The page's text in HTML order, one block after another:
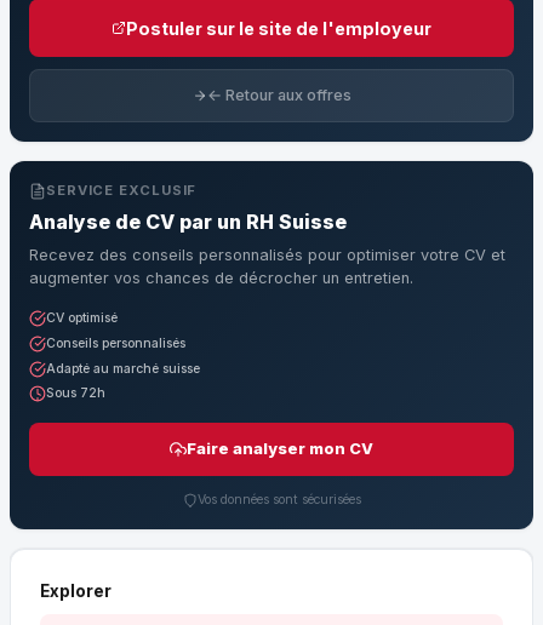
Postuler sur le site de l'employeur
← Retour aux offres
SERVICE EXCLUSIF
Analyse de CV par un RH Suisse
Recevez des conseils personnalisés pour optimiser votre CV et
augmenter vos chances de décrocher un entretien.
CV optimisé
Conseils personnalisés
Adapté au marché suisse
Sous 72h
Faire analyser mon CV
Vos données sont sécurisées
Explorer